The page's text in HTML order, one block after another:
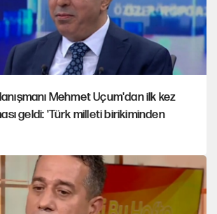
Mehmet Uçum'dan ilk kez
geldi: 'Türk milleti birikiminden